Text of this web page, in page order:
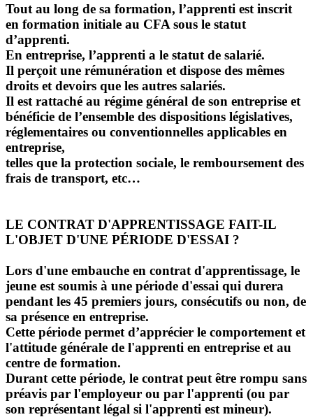
Tout au long de sa formation, l’apprenti est inscrit
en formation initiale au CFA sous le statut
d’apprenti.
En entreprise, l’apprenti a le statut de salarié.
Il perçoit une rémunération et dispose des mêmes
droits et devoirs que les autres salariés.
Il est rattaché au régime général de son entreprise et
bénéficie de l’ensemble des dispositions législatives,
réglementaires ou conventionnelles applicables en
entreprise,
telles que la protection sociale, le remboursement des
frais de transport, etc…
LE CONTRAT D'APPRENTISSAGE FAIT-IL
L'OBJET D'UNE PÉRIODE D'ESSAI ?
Lors d'une embauche en contrat d'apprentissage, le
jeune est soumis à une période d'essai qui durera
pendant les 45 premiers jours, consécutifs ou non, de
sa présence en entreprise.
Cette période permet d’apprécier le comportement et
l'attitude générale de l'apprenti en entreprise et au
centre de formation.
Durant cette période, le contrat peut être rompu sans
préavis par l'employeur ou par l'apprenti (ou par
son représentant légal si l'apprenti est mineur).